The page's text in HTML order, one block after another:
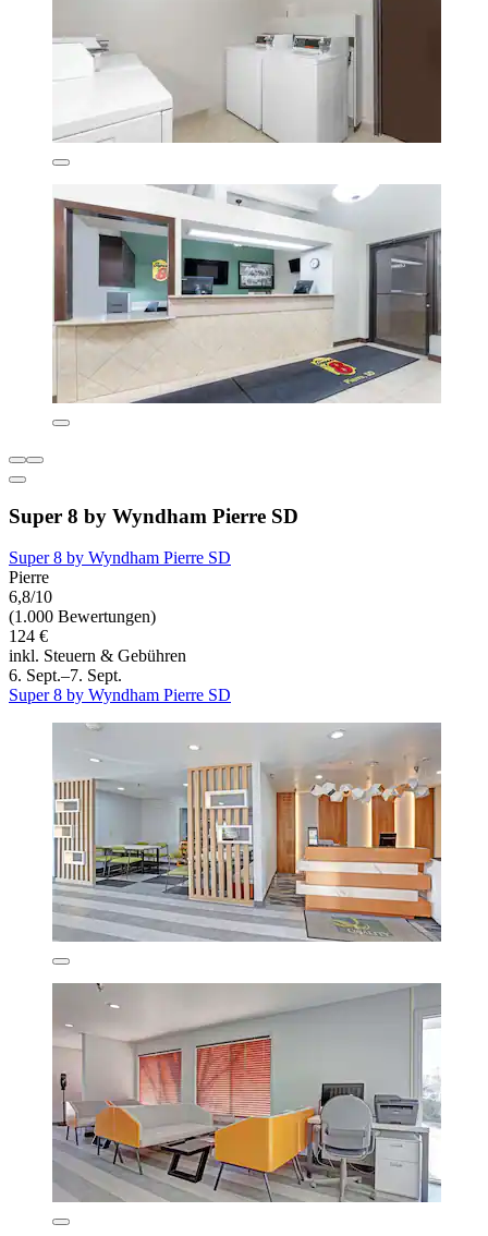
Super 8 by Wyndham Pierre SD
Super 8 by Wyndham Pierre SD
Pierre
6,8/10
(1.000 Bewertungen)
124 €
inkl. Steuern & Gebühren
6. Sept.–7. Sept.
Super 8 by Wyndham Pierre SD